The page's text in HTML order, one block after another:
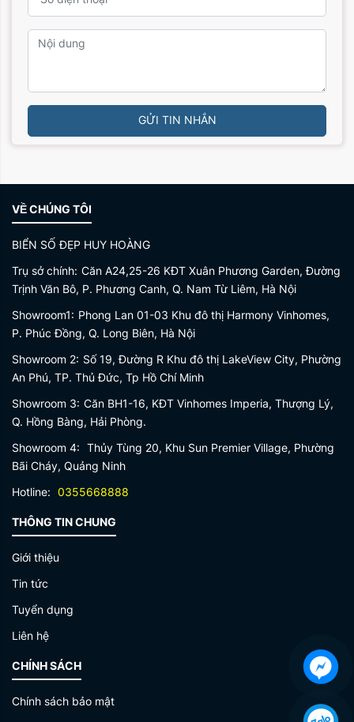
GỬI TIN NHẮN
VỀ CHÚNG TÔI
BIỂN SỐ ĐẸP HUY HOÀNG
Trụ sở chính: Căn A24,25-26 KĐT Xuân Phương Garden, Đường
Trịnh Văn Bô, P. Phương Canh, Q. Nam Từ Liêm, Hà Nội
Showroom1: Phong Lan 01-03 Khu đô thị Harmony Vinhomes,
P. Phúc Đồng, Q. Long Biên, Hà Nội
Showroom 2: Số 19, Đường R Khu đô thị LakeView City, Phường
An Phú, TP. Thủ Đức, Tp Hồ Chí Minh
Showroom 3: Căn BH1-16, KĐT Vinhomes Imperia, Thượng Lý,
Q. Hồng Bàng, Hải Phòng.
Showroom 4: Thủy Tùng 20, Khu Sun Premier Village, Phường
Bãi Cháy, Quảng Ninh
Hotline: 0355668888
THÔNG TIN CHUNG
Giới thiệu
Tin tức
Tuyển dụng
Liên hệ
CHÍNH SÁCH
Chính sách bảo mật